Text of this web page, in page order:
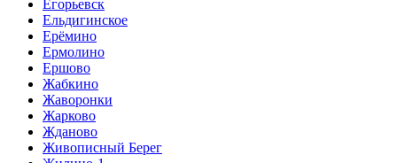
Егорьевск
Ельдигинское
Ерёмино
Ермолино
Ершово
Жабкино
Жаворонки
Жарково
Жданово
Живописный Берег